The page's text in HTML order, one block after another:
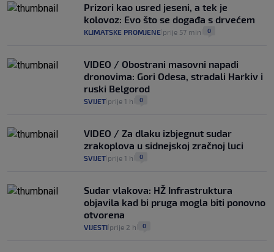
Prizori kao usred jeseni, a tek je
kolovoz: Evo što se događa s drvećem
KLIMATSKE PROMJENE prije 57 min 0
VIDEO / Obostrani masovni napadi
dronovima: Gori Odesa, stradali Harkiv i
ruski Belgorod
SVIJET prije 1 h 0
VIDEO / Za dlaku izbjegnut sudar
zrakoplova u sidnejskoj zračnoj luci
SVIJET prije 1 h 0
Sudar vlakova: HŽ Infrastruktura
objavila kad bi pruga mogla biti ponovno
otvorena
VIJESTI prije 2 h 0